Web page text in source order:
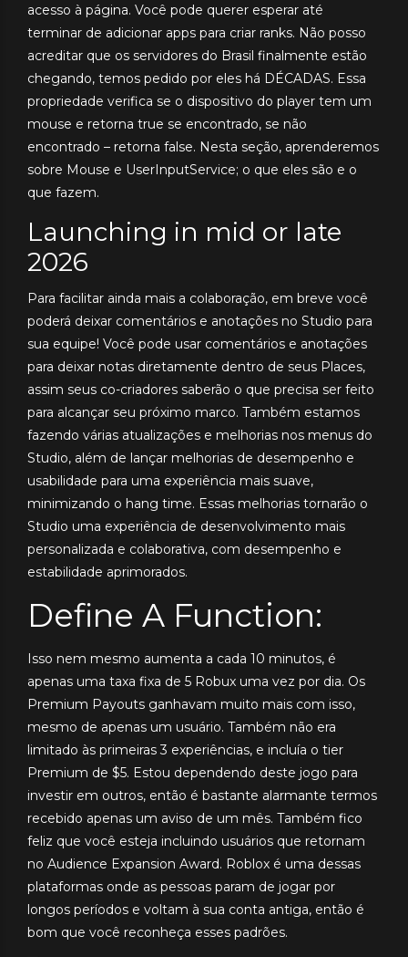
acesso à página. Você pode querer esperar até
terminar de adicionar apps para criar ranks. Não posso
acreditar que os servidores do Brasil finalmente estão
chegando, temos pedido por eles há DÉCADAS. Essa
propriedade verifica se o dispositivo do player tem um
mouse e retorna true se encontrado, se não
encontrado – retorna false. Nesta seção, aprenderemos
sobre Mouse e UserInputService; o que eles são e o
que fazem.
Launching in mid or late
2026
Para facilitar ainda mais a colaboração, em breve você
poderá deixar comentários e anotações no Studio para
sua equipe! Você pode usar comentários e anotações
para deixar notas diretamente dentro de seus Places,
assim seus co-criadores saberão o que precisa ser feito
para alcançar seu próximo marco. Também estamos
fazendo várias atualizações e melhorias nos menus do
Studio, além de lançar melhorias de desempenho e
usabilidade para uma experiência mais suave,
minimizando o hang time. Essas melhorias tornarão o
Studio uma experiência de desenvolvimento mais
personalizada e colaborativa, com desempenho e
estabilidade aprimorados.
Define A Function:
Isso nem mesmo aumenta a cada 10 minutos, é
apenas uma taxa fixa de 5 Robux uma vez por dia. Os
Premium Payouts ganhavam muito mais com isso,
mesmo de apenas um usuário. Também não era
limitado às primeiras 3 experiências, e incluía o tier
Premium de $5. Estou dependendo deste jogo para
investir em outros, então é bastante alarmante termos
recebido apenas um aviso de um mês. Também fico
feliz que você esteja incluindo usuários que retornam
no Audience Expansion Award. Roblox é uma dessas
plataformas onde as pessoas param de jogar por
longos períodos e voltam à sua conta antiga, então é
bom que você reconheça esses padrões.